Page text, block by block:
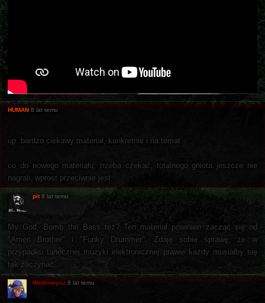
HUMAN 8 lat temu
up. bardzo ciekawy materiał, konkretnie i na temat
co do nowego materiału, trzeba czekać, totalnego gniota jeszcze nie
nagrali, wprost przeciwnie jest
pit 8 lat temu
My God, Bomb the Bass też? Ten materiał powinien zacząć się od
"Amen Brother" i "Funky Drummer". Zdaję sobie sprawę, że w
przypadku tanecznej muzyki elektronicznej prawie każdy musiałby się
tak zaczynać.
Wędrowycz 8 lat temu